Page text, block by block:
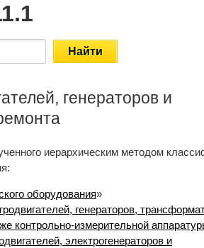
Найти
генераторов и
иерархическим методом
оборудования»
генераторов,
контрольно-измерительной
электрогенераторов и